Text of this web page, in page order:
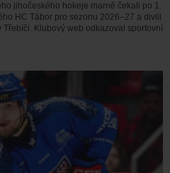
jihočeského hokeje marně čekali po 1.
HC Tábor pro sezonu 2026–27 a divili
Klubový web odkazoval sportovní